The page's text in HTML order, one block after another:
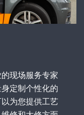
现场服务专家
定制个性化的
为您提供工艺